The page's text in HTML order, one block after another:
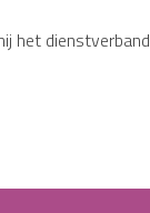
het dienstverband